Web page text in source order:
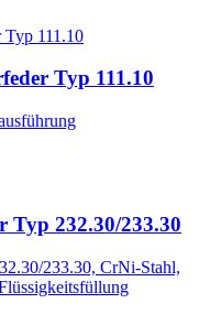
Typ 111.10
Typ 232.30/233.30
233.30, CrNi-Stahl,